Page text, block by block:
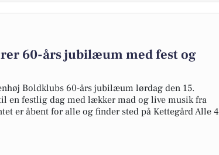
60-års jubilæum med fest og
Boldklubs 60-års jubilæum lørdag den 15.
en festlig dag med lækker mad og live musik fra
er åbent for alle og finder sted på Kettegård Alle 4